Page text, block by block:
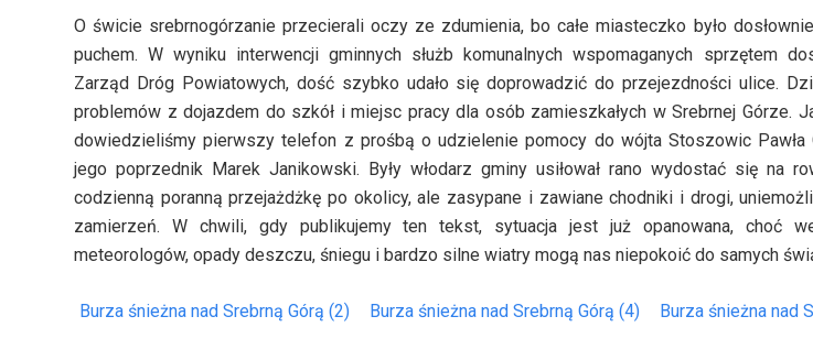
O świcie srebrnogórzanie przecierali oczy ze zdumienia, bo całe miasteczko było
puchem. W wyniku interwencji gminnych służb komunalnych wspomaganych sprzętem
Zarząd Dróg Powiatowych, dość szybko udało się doprowadzić do przejezdności ulice.
problemów z dojazdem do szkół i miejsc pracy dla osób zamieszkałych w Srebrnej Górze.
dowiedzieliśmy pierwszy telefon z prośbą o udzielenie pomocy do wójta Stoszowic Pawła
jego poprzednik Marek Janikowski. Były włodarz gminy usiłował rano wydostać się na
codzienną poranną przejażdżkę po okolicy, ale zasypane i zawiane chodniki i drogi,
zamierzeń. W chwili, gdy publikujemy ten tekst, sytuacja jest już opanowana, choć
meteorologów, opady deszczu, śniegu i bardzo silne wiatry mogą nas niepokoić do samych
Burza śnieżna nad Srebrną Górą (2) Burza śnieżna nad Srebrną Górą (4) Burza śnieżna nad